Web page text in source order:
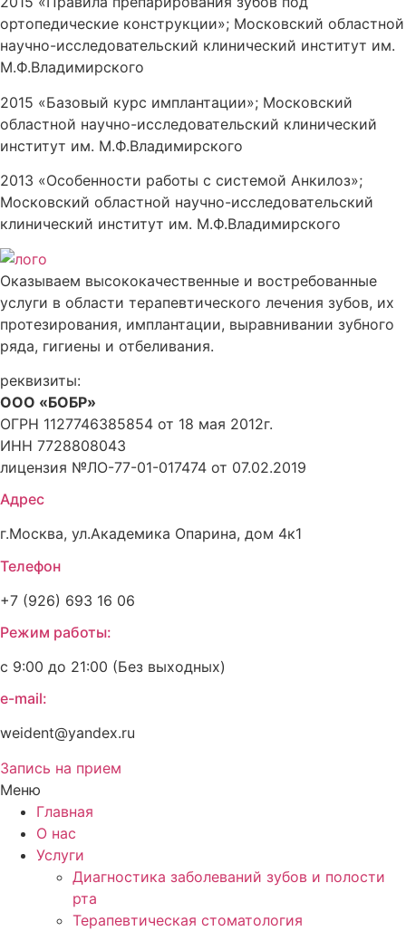
ортопедические конструкции»; Московский областной
научно-исследовательский клинический институт им.
М.Ф.Владимирского
2015 «Базовый курс имплантации»; Московский
областной научно-исследовательский клинический
институт им. М.Ф.Владимирского
2013 «Особенности работы с системой Анкилоз»;
Московский областной научно-исследовательский
клинический институт им. М.Ф.Владимирского
Оказываем высококачественные и востребованные
услуги в области терапевтического лечения зубов, их
протезирования, имплантации, выравнивании зубного
ряда, гигиены и отбеливания.
реквизиты:
ООО «БОБР»
ОГРН 1127746385854 от 18 мая 2012г.
ИНН 7728808043
лицензия №ЛО-77-01-017474 от 07.02.2019
Адрес
г.Москва, ул.Академика Опарина, дом 4к1
Телефон
+7 (926) 693 16 06
Режим работы:
с 9:00 до 21:00 (Без выходных)
e-mail:
weident@yandex.ru
Запись на прием
Меню
Главная
О нас
Услуги
Диагностика заболеваний зубов и полости
рта
Терапевтическая стоматология